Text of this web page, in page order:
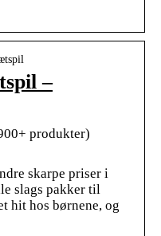
–
produkter)
skarpe priser i
slags pakker til
hit hos børnene, og